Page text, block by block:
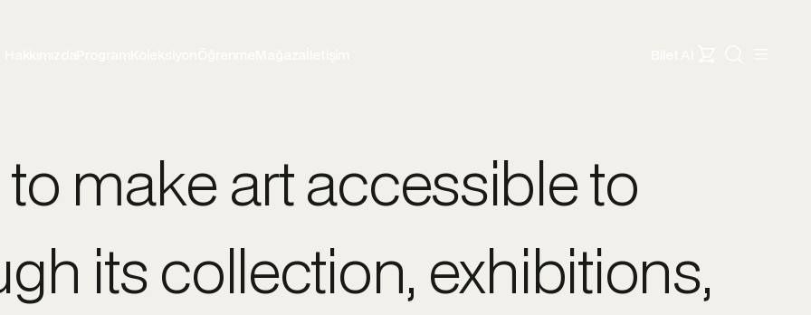
make art accessible to
its collection, exhibitions,